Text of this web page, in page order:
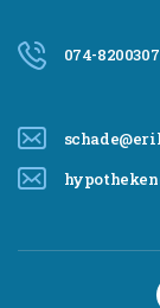
074-8200307